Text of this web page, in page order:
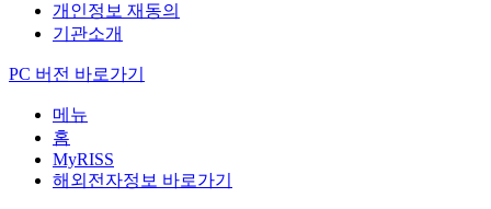
개인정보 재동의
기관소개
PC 버전 바로가기
메뉴
홈
MyRISS
해외전자정보 바로가기